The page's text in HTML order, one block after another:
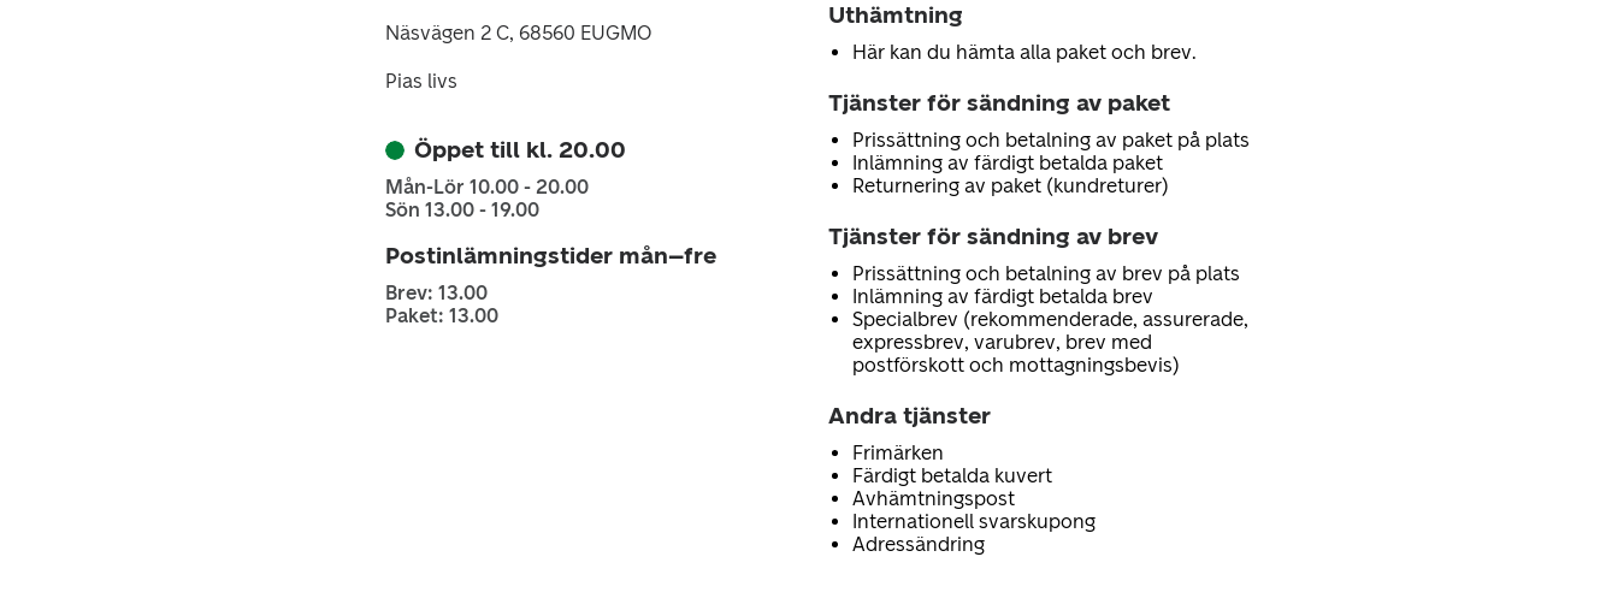
Näsvägen 2 C, 68560 EUGMO
Pias livs
Öppet till kl. 20.00
Mån-Lör 10.00 - 20.00
Sön 13.00 - 19.00
Postinlämningstider mån–fre
Brev: 13.00
Paket: 13.00
Uthämtning
Här kan du hämta alla paket och brev.
Tjänster för sändning av paket
Prissättning och betalning av paket på plats
Inlämning av färdigt betalda paket
Returnering av paket (kundreturer)
Tjänster för sändning av brev
Prissättning och betalning av brev på plats
Inlämning av färdigt betalda brev
Specialbrev (rekommenderade, assurerade,
expressbrev, varubrev, brev med
postförskott och mottagningsbevis)
Andra tjänster
Frimärken
Färdigt betalda kuvert
Avhämtningspost
Internationell svarskupong
Adressändring